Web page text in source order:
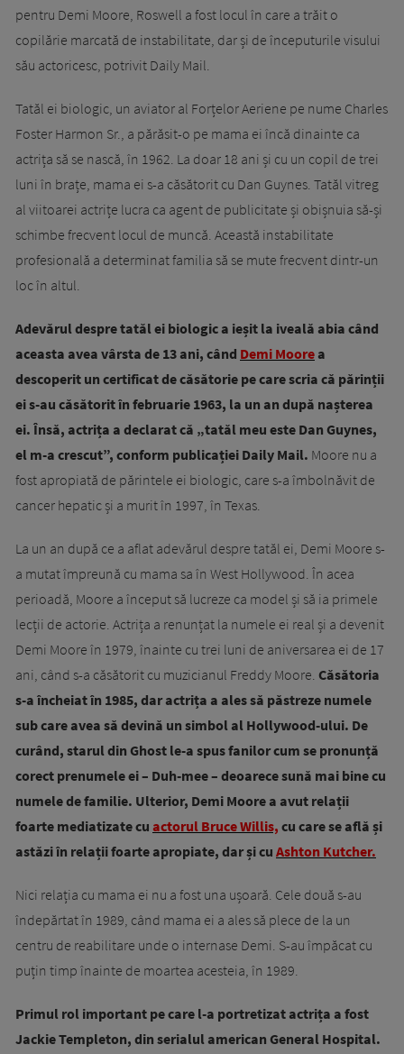
pentru Demi Moore, Roswell a fost locul în care a trăit o
copilărie marcată de instabilitate, dar și de începuturile visului
său actoricesc, potrivit Daily Mail.
Tatăl ei biologic, un aviator al Forțelor Aeriene pe nume Charles
Foster Harmon Sr., a părăsit-o pe mama ei încă dinainte ca
actrița să se nască, în 1962. La doar 18 ani și cu un copil de trei
luni în brațe, mama ei s-a căsătorit cu Dan Guynes. Tatăl vitreg
al viitoarei actrițe lucra ca agent de publicitate și obișnuia să-și
schimbe frecvent locul de muncă. Această instabilitate
profesională a determinat familia să se mute frecvent dintr-un
loc în altul.
Adevărul despre tatăl ei biologic a ieșit la iveală abia când
aceasta avea vârsta de 13 ani, când Demi Moore a
descoperit un certificat de căsătorie pe care scria că părinții
ei s-au căsătorit în februarie 1963, la un an după nașterea
ei. Însă, actrița a declarat că „tatăl meu este Dan Guynes,
el m-a crescut”, conform publicației Daily Mail. Moore nu a
fost apropiată de părintele ei biologic, care s-a îmbolnăvit de
cancer hepatic și a murit în 1997, în Texas.
La un an după ce a aflat adevărul despre tatăl ei, Demi Moore s-
a mutat împreună cu mama sa în West Hollywood. În acea
perioadă, Moore a început să lucreze ca model și să ia primele
lecții de actorie. Actrița a renunțat la numele ei real și a devenit
Demi Moore în 1979, înainte cu trei luni de aniversarea ei de 17
ani, când s-a căsătorit cu muzicianul Freddy Moore. Căsătoria
s-a încheiat în 1985, dar actrița a ales să păstreze numele
sub care avea să devină un simbol al Hollywood-ului. De
curând, starul din Ghost le-a spus fanilor cum se pronunță
corect prenumele ei – Duh-mee – deoarece sună mai bine cu
numele de familie. Ulterior, Demi Moore a avut relații
foarte mediatizate cu actorul Bruce Willis, cu care se află și
astăzi în relații foarte apropiate, dar și cu Ashton Kutcher.
Nici relația cu mama ei nu a fost una ușoară. Cele două s-au
îndepărtat în 1989, când mama ei a ales să plece de la un
centru de reabilitare unde o internase Demi. S-au împăcat cu
puțin timp înainte de moartea acesteia, în 1989.
Primul rol important pe care l-a portretizat actrița a fost
Jackie Templeton, din serialul american General Hospital.